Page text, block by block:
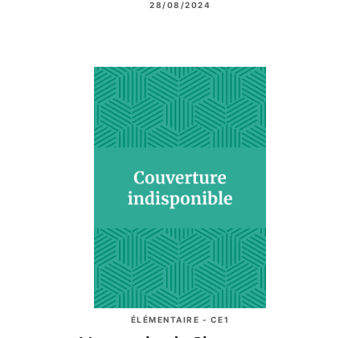
28/08/2024
ÉLÉMENTAIRE - CE1